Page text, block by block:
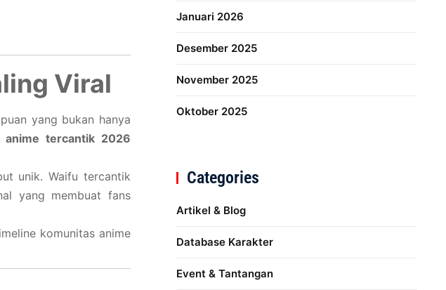
Viral
yang bukan hanya
anime tercantik 2026
unik. Waifu tercantik
yang membuat fans
komunitas anime
Januari 2026
Desember 2025
November 2025
Oktober 2025
Categories
Artikel & Blog
Database Karakter
Event & Tantangan